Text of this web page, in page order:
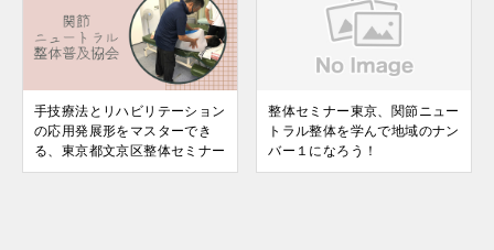
手技療法とリハビリテーション
の応用発展形をマスターでき
る、東京都文京区整体セミナー
整体セミナー東京、関節ニュー
トラル整体を学んで地域のナン
バー１になろう！